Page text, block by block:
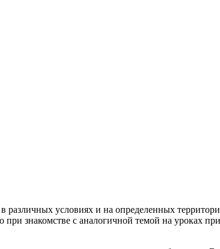
различных условиях и на определенных
при знакомстве с аналогичной темой на уроках